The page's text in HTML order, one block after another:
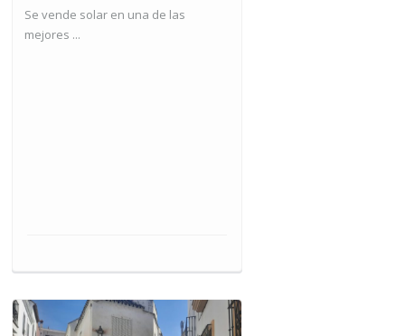
Se vende solar en una de las
mejores ...